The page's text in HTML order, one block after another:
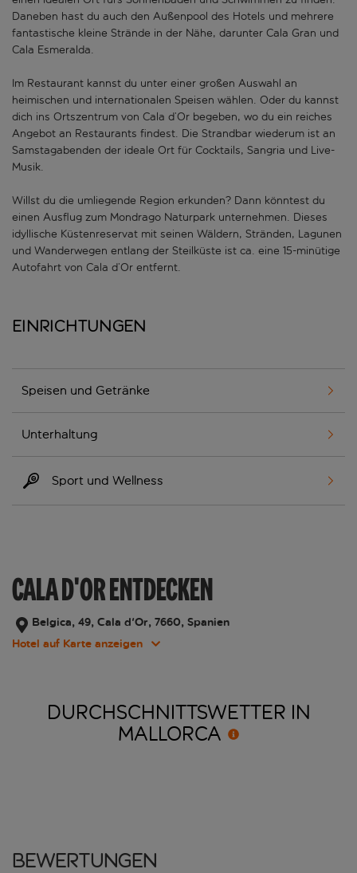
Daneben hast du auch den Außenpool des Hotels und mehrere
fantastische kleine Strände in der Nähe, darunter Cala Gran und
Cala Esmeralda.
Im Restaurant kannst du unter einer großen Auswahl an
heimischen und internationalen Speisen wählen. Oder du kannst
dich ins Ortszentrum von Cala d’Or begeben, wo du ein reiches
Angebot an Restaurants findest. Die Strandbar wiederum ist an
Samstagabenden der ideale Ort für Cocktails, Sangria und Live-
Musik.
Willst du die umliegende Region erkunden? Dann könntest du
einen Ausflug zum Mondrago Naturpark unternehmen. Dieses
idyllische Küstenreservat mit seinen Wäldern, Stränden, Lagunen
und Wanderwegen entlang der Steilküste ist ca. eine 15-minütige
Autofahrt von Cala d’Or entfernt.
Einrichtungen
Speisen und Getränke
Unterhaltung
Sport und Wellness
CALA D'OR ENTDECKEN
Belgica, 49, Cala d'Or, 7660, Spanien
Hotel auf Karte anzeigen
DURCHSCHNITTSWETTER IN
MALLORCA
Bewertungen